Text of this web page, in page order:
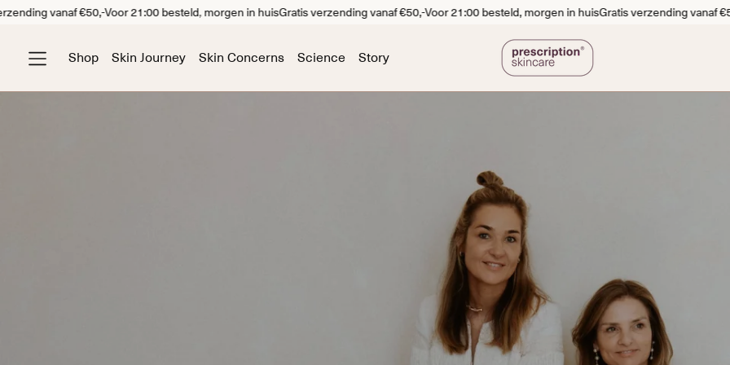
vanaf €50,-Voor 21:00 besteld, morgen in huisGratis verzending vanaf €50,-Voor 21:00 besteld, morgen in huisGratis verzending vanaf €50,-
Shop Skin Journey Skin Concerns Science Story
Pigmentatie